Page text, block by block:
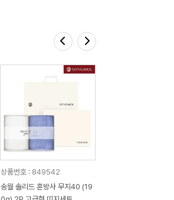
상품번호 : 849542
송월 솔리드 혼방사 무지40 (19